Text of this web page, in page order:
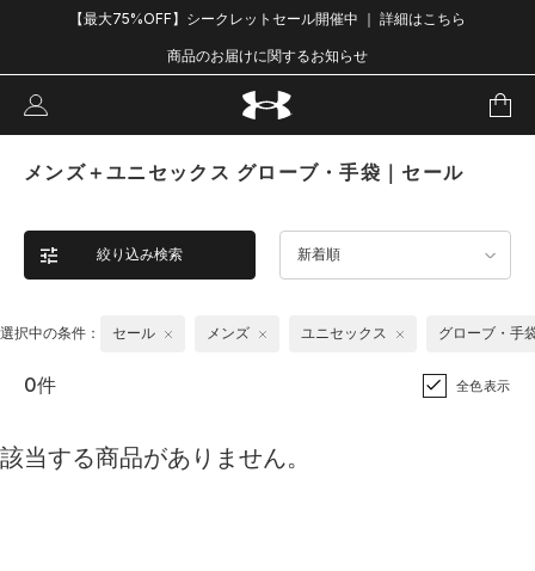
【最大75%OFF】シークレットセール開催中 ｜ 詳細はこちら
商品のお届けに関するお知らせ
メンズ＋ユニセックス グローブ・手袋｜セール
絞り込み検索 新着順
選択中の条件： セール メンズ ユニセックス グローブ・手
0件 全色表示
該当する商品がありません。